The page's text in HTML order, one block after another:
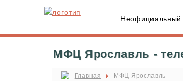
МФЦ Ярославль -
Главная МФЦ Ярославль